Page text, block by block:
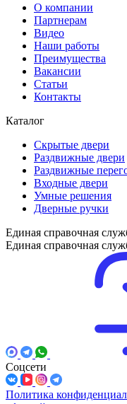
О компании
Партнерам
Видео
Наши работы
Преимущества
Вакансии
Статьи
Контакты
Каталог
Скрытые двери
Раздвижные двери
Раздвижные
Входные двери
Умные решения
Дверные ручки
Единая справочная
Единая справочная
Соцсети
Политика